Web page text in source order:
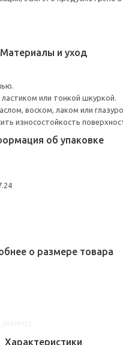
Материалы и уход
или тонкой шкуркой.
воском, лаком или
износостойкость
об упаковке
о размере товара
Характеристики